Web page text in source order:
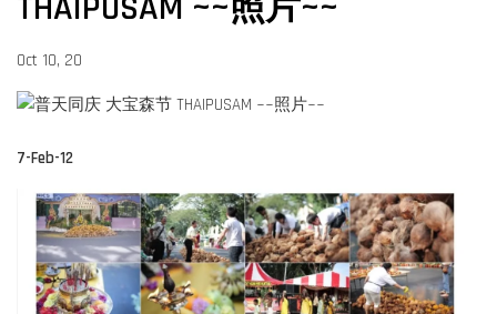
Oct 10, 20
7-Feb-12